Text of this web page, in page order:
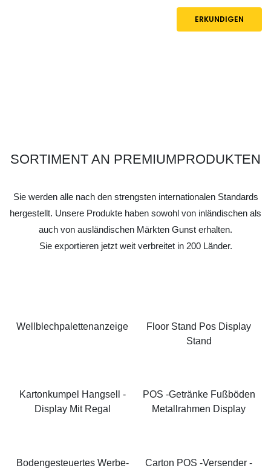
ERKUNDIGEN
SORTIMENT AN PREMIUMPRODUKTEN
Sie werden alle nach den strengsten internationalen Standards
hergestellt. Unsere Produkte haben sowohl von inländischen als
auch von ausländischen Märkten Gunst erhalten.
Sie exportieren jetzt weit verbreitet in 200 Länder.
Wellblechpalettenanzeige
Floor Stand Pos Display
Stand
Kartonkumpel Hangsell -
Display Mit Regal
POS -Getränke Fußböden
Metallrahmen Display
Bodengesteuertes Werbe-
Carton POS -Versender -